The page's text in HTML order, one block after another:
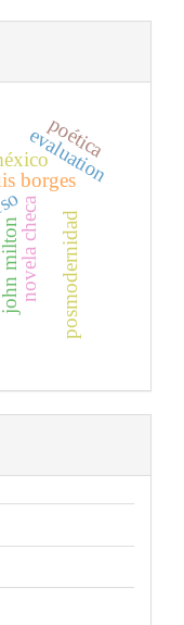
borges
john miltonnovela checa
evaluation
poética
posmodernidad